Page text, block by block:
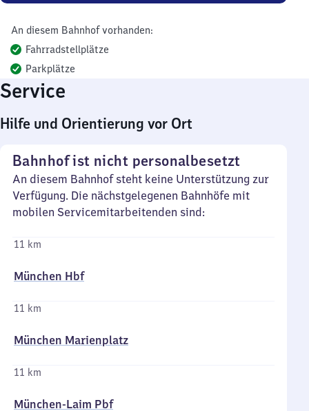
An diesem Bahnhof vorhanden:
Fahrradstellplätze
Parkplätze
Service
Hilfe und Orientierung vor Ort
Bahnhof ist nicht personalbesetzt
An diesem Bahnhof steht keine Unterstützung zur
Verfügung. Die nächstgelegenen Bahnhöfe mit
mobilen Servicemitarbeitenden sind:
11 km
München Hbf
11 km
München Marienplatz
11 km
München-Laim Pbf